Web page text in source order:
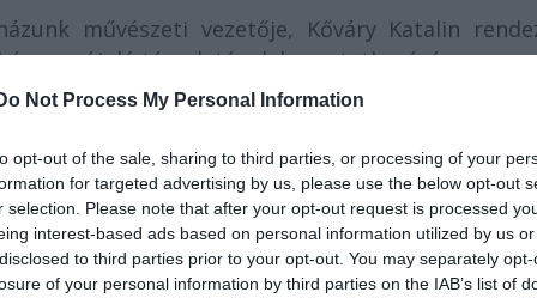
Not Process My Personal Information
opt-out of the sale, sharing to third parties, or processing of your
for targeted advertising by us, please use the below opt-out
selection. Please note that after your opt-out request is processed
interest-based ads based on personal information utilized by us
to third parties prior to your opt-out. You may separately
of your personal information by third parties on the IAB’s list of
művészeti vezetője, Kőváry Katalin
megújuló társulatának bemutatkozására.
Színház bemutatja:
Ferenc: Színház
színdarab -
Szereposztás: